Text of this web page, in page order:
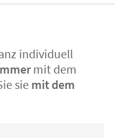
individuell
mit dem
sie mit dem